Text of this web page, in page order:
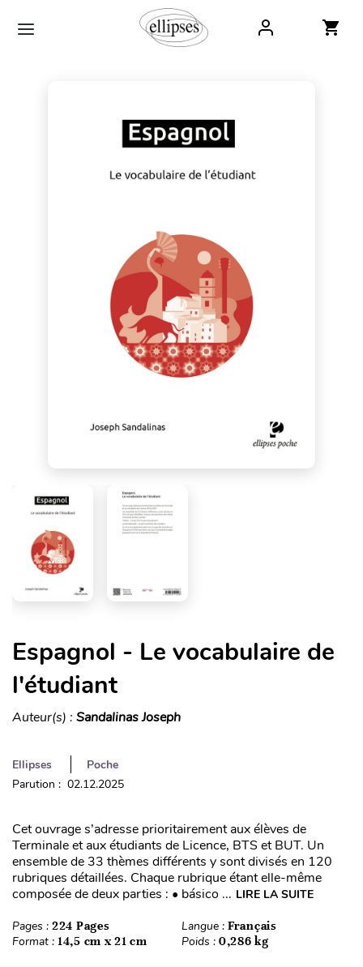
Espagnol - Le vocabulaire de
l'étudiant
Auteur(s) : Sandalinas Joseph
Ellipses
Poche
Parution : 02.12.2025
Cet ouvrage s’adresse prioritairement aux élèves de
Terminale et aux étudiants de Licence, BTS et BUT. Un
ensemble de 33 thèmes différents y sont divisés en 120
rubriques détaillées. Chaque rubrique étant elle-même
composée de deux parties : • básico ... LIRE LA SUITE
Pages : 224 Pages Langue : Français
Format : 14,5 cm x 21 cm Poids : 0,286 kg